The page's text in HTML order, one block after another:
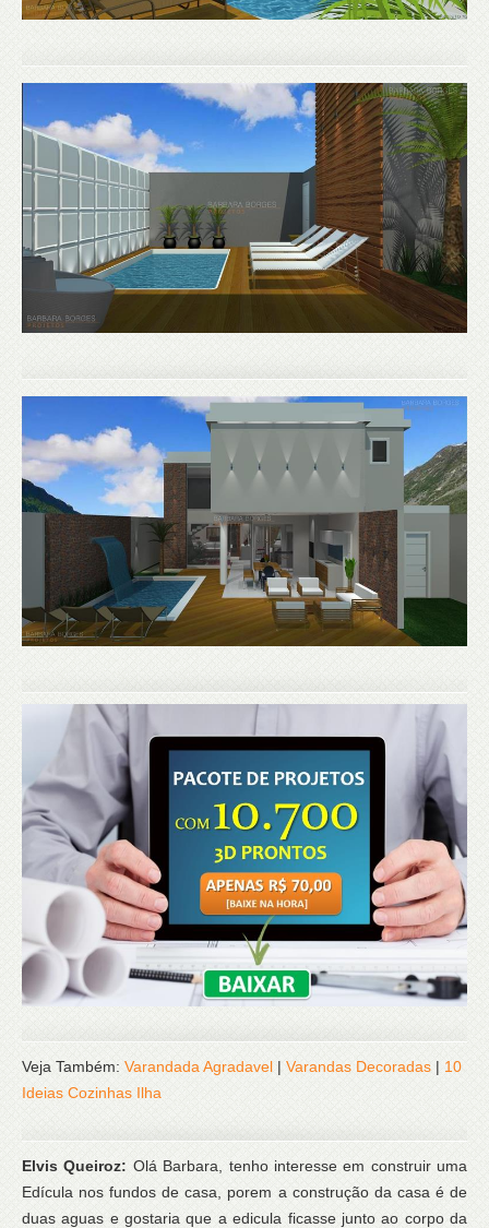
Veja Também: Varandada Agradavel | Varandas Decoradas | 10
Ideias Cozinhas Ilha
Elvis Queiroz: Olá Barbara, tenho interesse em construir uma
Edícula nos fundos de casa, porem a construção da casa é de
duas aguas e gostaria que a edicula ficasse junto ao corpo da